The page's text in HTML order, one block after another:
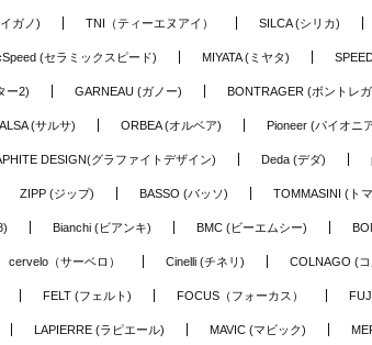
ガノ) TNI（ティーエヌアイ） SILCA (シリカ)
(セラミックスピード) MIYATA (ミヤタ)
ー2) GARNEAU (ガノー) BONTRAGER (ボントレ
(サルサ) ORBEA (オルベア) Pioneer (パイオニ
DESIGN(グラファイトデザイン) Deda (デダ)
ZIPP (ジップ) BASSO (バッソ) TOMMASINI (ト
Bianchi (ビアンキ) BMC (ビーエムシー)
cervelo（サーベロ） Cinelli (チネリ) COLNAGO (
FELT (フェルト) FOCUS（フォーカス）
LAPIERRE (ラピエール) MAVIC (マビック)